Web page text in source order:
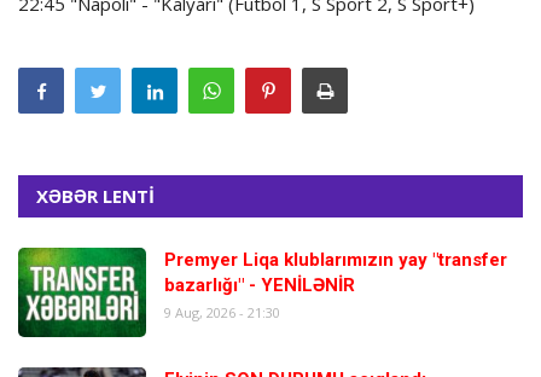
XƏBƏR LENTİ
Premyer Liqa klublarımızın yay "transfer
bazarlığı" - YENİLƏNİR
9 Aug, 2026 - 21:30